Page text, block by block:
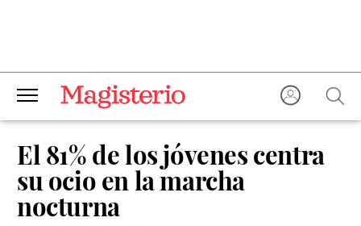
El 81% de los jóvenes centra
su ocio en la marcha
nocturna